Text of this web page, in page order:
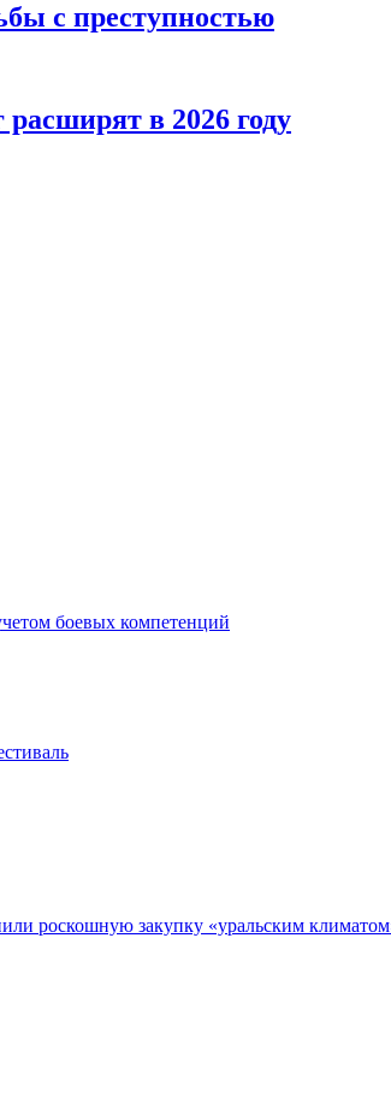
с преступностью
в 2026 году
боевых компетенций
роскошную закупку «уральским